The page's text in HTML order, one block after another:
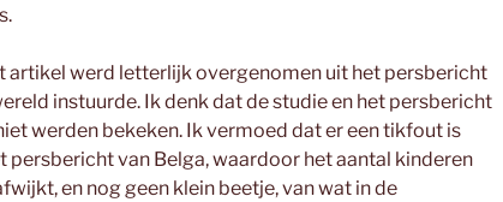
artikel werd letterlijk overgenomen uit het persbericht
instuurde. Ik denk dat de studie en het persbericht
werden bekeken. Ik vermoed dat er een tikfout is
persbericht van Belga, waardoor het aantal kinderen
en nog geen klein beetje, van wat in de